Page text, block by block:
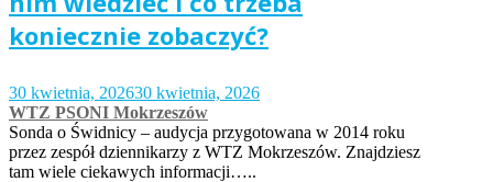
koniecznie zobaczyć?
30 kwietnia, 202630 kwietnia, 2026
WTZ PSONI Mokrzeszów
Sonda o Świdnicy – audycja przygotowana w 2014 roku
przez zespół dziennikarzy z WTZ Mokrzeszów. Znajdziesz
tam wiele ciekawych informacji…..